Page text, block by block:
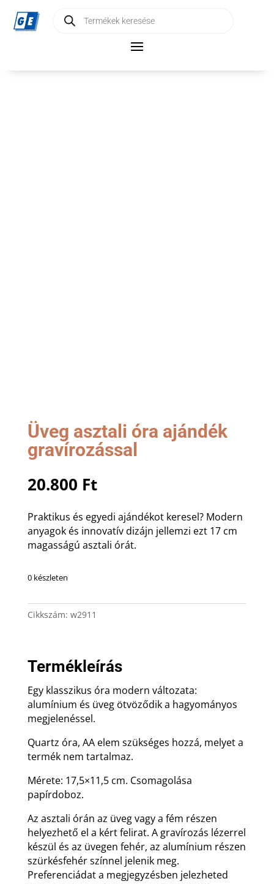
search
Üveg asztali óra ajándék
gravírozással
20.800 Ft
Praktikus és egyedi ajándékot keresel? Modern
anyagok és innovatív dizájn jellemzi ezt 17 cm
magasságú asztali órát.
0 készleten
Cikkszám: w2911
Termékleírás
Egy klasszikus óra modern változata:
alumínium és üveg ötvöződik a hagyományos
megjelenéssel.
Quartz óra, AA elem szükséges hozzá, melyet a
termék nem tartalmaz.
Mérete: 17,5×11,5 cm. Csomagolása
papírdoboz.
Az asztali órán az üveg vagy a fém részen
helyezhető el a kért felirat. A gravírozás lézerrel
készül és az üvegen fehér, az alumínium részen
szürkésfehér színnel jelenik meg.
Preferenciádat a megjegyzésben jelezheted